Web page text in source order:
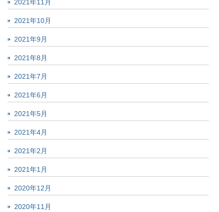
2021年11月
2021年10月
2021年9月
2021年8月
2021年7月
2021年6月
2021年5月
2021年4月
2021年2月
2021年1月
2020年12月
2020年11月